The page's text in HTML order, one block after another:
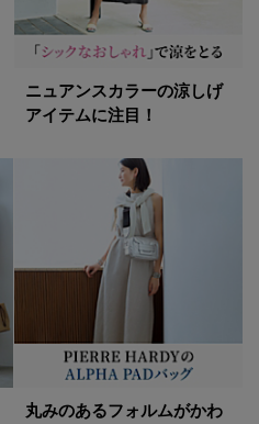
ニュアンスカラーの涼しげ
アイテムに注目！
丸みのあるフォルムがかわ